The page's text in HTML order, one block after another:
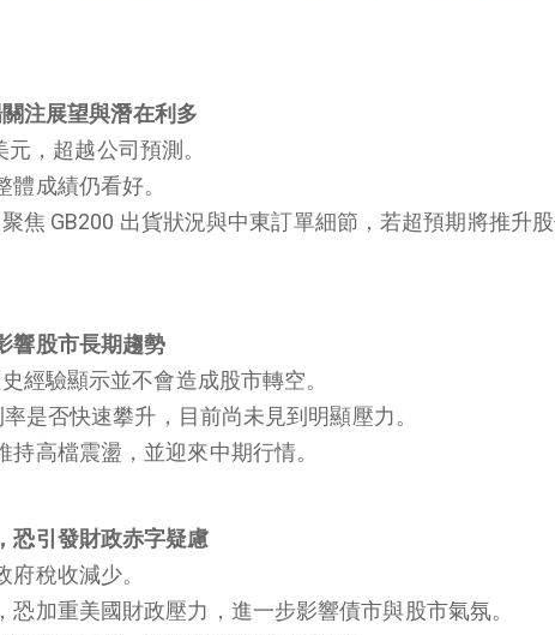
注展望與潛在利多
，超越公司預測。
成績仍看好。
焦 GB200 出貨狀況與中東訂單細節，若超預期將推升
響股市長期趨勢
經驗顯示並不會造成股市轉空。
是否快速攀升，目前尚未見到明顯壓力。
高檔震盪，並迎來中期行情。
恐引發財政赤字疑慮
稅收減少。
加重美國財政壓力，進一步影響債市與股市氣氛。